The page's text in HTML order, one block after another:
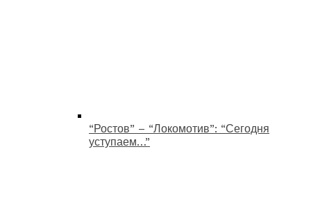
“Ростов” – “Локомотив”: “Сегодня
уступаем…”